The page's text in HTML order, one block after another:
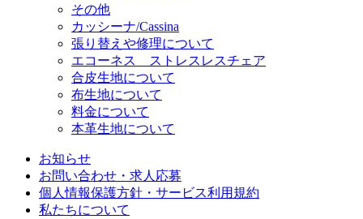
その他
カッシーナ/Cassina
張り替えや修理について
エコーネス ストレスレスチェア
合皮生地について
布生地について
料金について
本革生地について
お知らせ
お問い合わせ・求人応募
個人情報保護方針・サービス利用規約
私たちについて